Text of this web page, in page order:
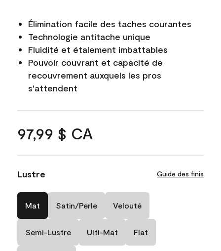
Élimination facile des taches courantes
Technologie antitache unique
Fluidité et étalement imbattables
Pouvoir couvrant et capacité de
recouvrement auxquels les pros
s'attendent
97,99 $ CA
Lustre Guide des finis
Mat Satin/Perle Velouté
Semi-Lustre Ulti-Mat Flat